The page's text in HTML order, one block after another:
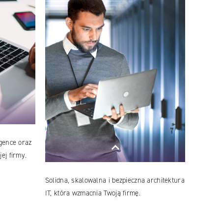
oraz
firmy.
Solidna, skalowalna i bezpieczna architektura
IT, która wzmacnia Twoją firmę.